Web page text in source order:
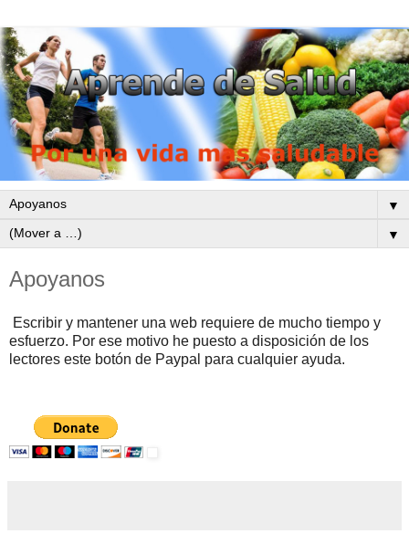
▼
▼
Apoyanos
Escribir y mantener una web requiere de mucho tiempo y
esfuerzo. Por ese motivo he puesto a disposición de los
lectores este botón de Paypal para cualquier ayuda.